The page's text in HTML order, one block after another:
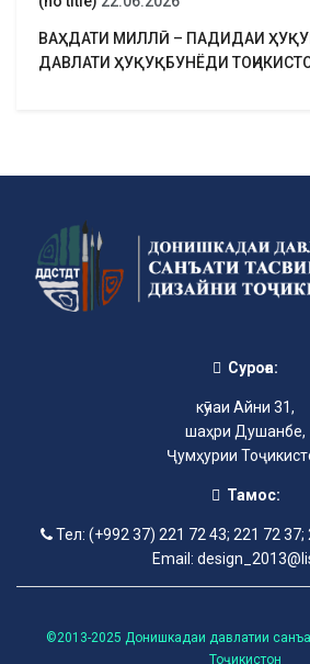
ВАҲДАТИ МИЛЛӢ – ПАДИДАИ
ДАВЛАТИ ҲУҚУҚБУНЁДИ
Суроға:
кӯчаи Айни 31,
шаҳри Душанбе,
Ҷумҳурии
Тамос:
Тел: (+992 37) 221 72 43; 221 72 37;
Email:
©2013-2025 Донишкадаи давлатии
Тоҷикистон